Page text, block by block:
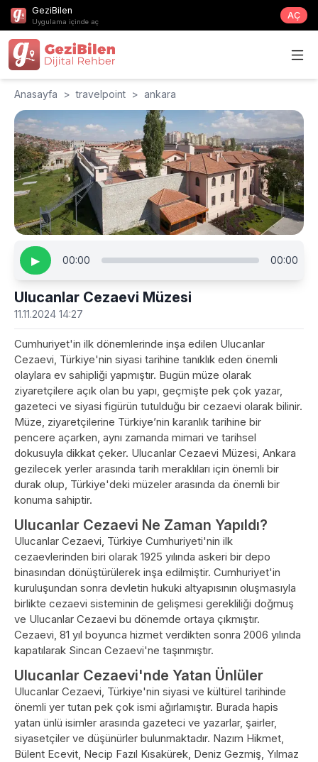
GeziBilen
Uygulama içinde aç
AÇ
Anasayfa > travelpoint > ankara
▶ 00:00 00:00
Ulucanlar Cezaevi Müzesi
11.11.2024 14:27
Cumhuriyet'in ilk dönemlerinde inşa edilen Ulucanlar
Cezaevi, Türkiye'nin siyasi tarihine tanıklık eden önemli
olaylara ev sahipliği yapmıştır. Bugün müze olarak
ziyaretçilere açık olan bu yapı, geçmişte pek çok yazar,
gazeteci ve siyasi figürün tutulduğu bir cezaevi olarak bilinir.
Müze, ziyaretçilerine Türkiye’nin karanlık tarihine bir
pencere açarken, aynı zamanda mimari ve tarihsel
dokusuyla dikkat çeker. Ulucanlar Cezaevi Müzesi, Ankara
gezilecek yerler arasında tarih meraklıları için önemli bir
durak olup, Türkiye'deki müzeler arasında da önemli bir
konuma sahiptir.
Ulucanlar Cezaevi Ne Zaman Yapıldı?
Ulucanlar Cezaevi, Türkiye Cumhuriyeti'nin ilk
cezaevlerinden biri olarak 1925 yılında askeri bir depo
binasından dönüştürülerek inşa edilmiştir. Cumhuriyet'in
kuruluşundan sonra devletin hukuki altyapısının oluşmasıyla
birlikte cezaevi sisteminin de gelişmesi gerekliliği doğmuş
ve Ulucanlar Cezaevi bu dönemde ortaya çıkmıştır.
Cezaevi, 81 yıl boyunca hizmet verdikten sonra 2006 yılında
kapatılarak Sincan Cezaevi'ne taşınmıştır.
Ulucanlar Cezaevi'nde Yatan Ünlüler
Ulucanlar Cezaevi, Türkiye'nin siyasi ve kültürel tarihinde
önemli yer tutan pek çok ismi ağırlamıştır. Burada hapis
yatan ünlü isimler arasında gazeteci ve yazarlar, şairler,
siyasetçiler ve düşünürler bulunmaktadır. Nazım Hikmet,
Bülent Ecevit, Necip Fazıl Kısakürek, Deniz Gezmiş, Yılmaz